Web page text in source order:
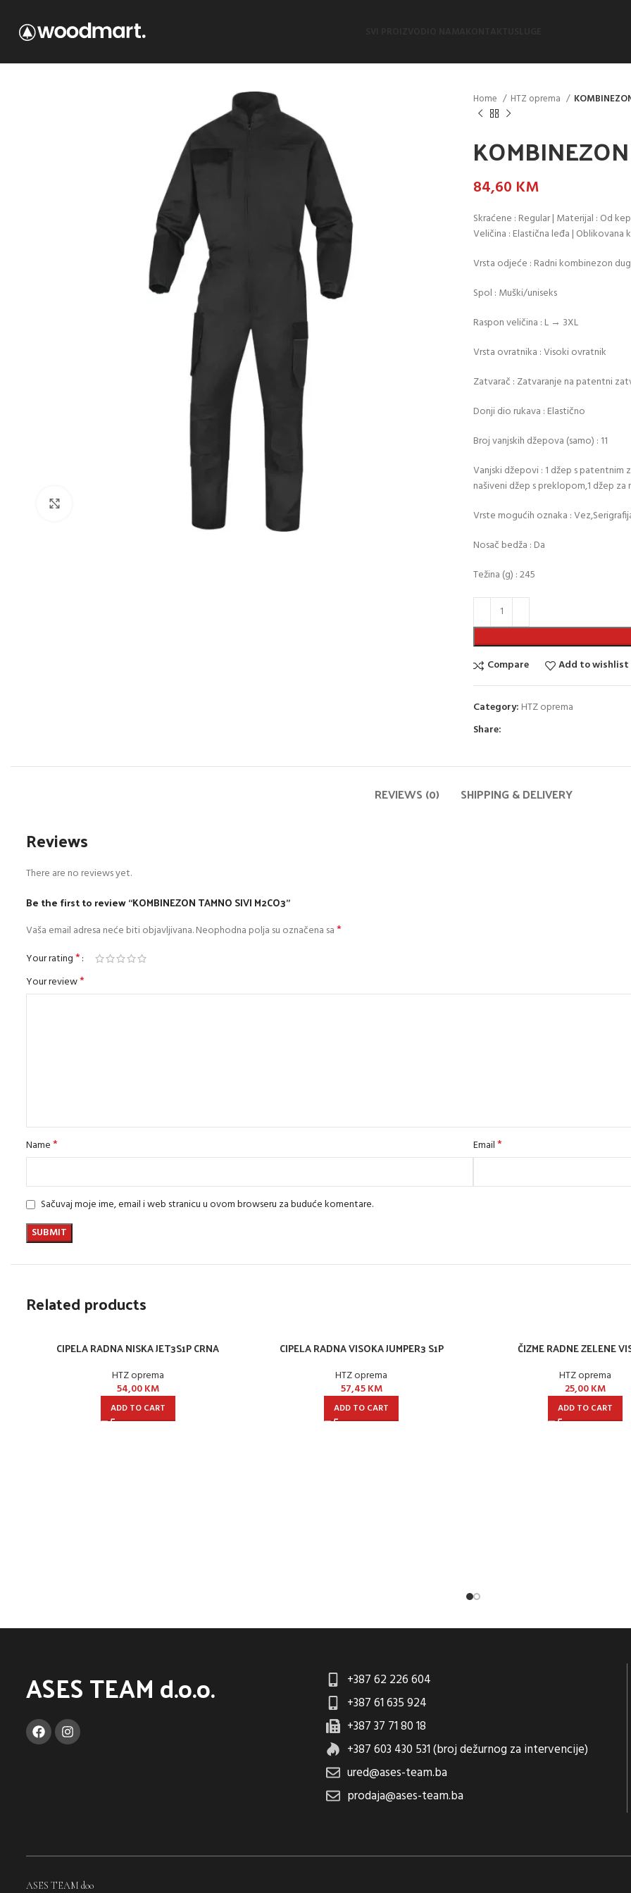
Home HTZ oprema
84,60 KM
Skraćene : Regular | Materijal : Od
Veličina : Elastična leđa | Oblikovana
Vrsta odjeće : Radni kombinezon
Spol : Muški/uniseks
Raspon veličina : L → 3XL
Vrsta ovratnika : Visoki ovratnik
Zatvarač : Zatvaranje na patentni
Donji dio rukava : Elastično
Broj vanjskih džepova (samo) : 11
Vanjski džepovi : 1 džep s patentnim
našiveni džep s preklopom,1 džep
Vrste mogućih oznaka :
Nosač bedža : Da
Težina (g) : 245
Compare
Add to wishlist
Category: HTZ oprema
Share:
REVIEWS (0) SHIPPING & DELIVERY
Reviews
There are no reviews yet.
Be the first to review “KOMBINEZON TAMNO SIVI M2CO3”
Vaša email adresa neće biti objavljivana.Neophodna polja su označena sa*
Your rating*
Your review*
Name* Email*
Sačuvaj moje ime, email i web stranicu u ovom browseru za buduće komentare.
Related products
CIPELA RADNA NISKA JET3S1P CRNA
HTZ oprema
54,00KM
ADD TO CART
CIPELA RADNA VISOKA JUMPER3 S1P
HTZ oprema
57,45KM
ADD TO CART
ČIZME RADNE ZELENE
HTZ oprema
25,00KM
ADD TO CART
ASES TEAM d.o.o.
+387 62 226 604
+387 61 635 924
+387 37 71 80 18
+387 603 430 531 (broj dežurnog za intervencije)
ured@ases-team.ba
prodaja@ases-team.ba
ASES TEAM doo